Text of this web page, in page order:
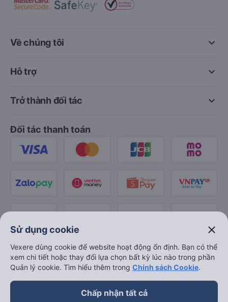
keyboard_arrow_down
Về chúng tôi
keyboard_arrow_down
Hỗ trợ
keyboard_arrow_down
Trở thành đối tác
Đối tác thanh toán
Sử dụng cookie close
Vexere dùng cookie để website hoạt động ổn định. Bạn có thể
xem chi tiết hoặc thay đổi lựa chọn bất kỳ lúc nào trong phần
Quản lý cookie. Tìm hiểu thêm trong Chính sách Cookie.
Chấp nhận tất cả